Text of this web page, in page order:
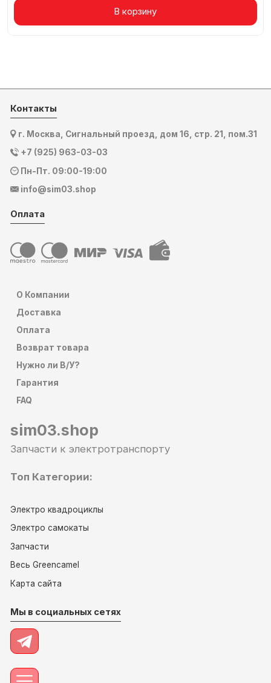
Товар в корзине
В корзину
Контакты
г. Москва, Сигнальный проезд, дом 16, стр. 21, пом.31
+7 (925) 963-03-03
Пн-Пт. 09:00-19:00
info@sim03.shop
Оплата
О Компании
Доставка
Оплата
Возврат товара
Нужно ли В/У?
Гарантия
FAQ
sim03.shop
Запчасти к электротранспорту
Топ Категории:
Электро квадроциклы
Электро самокаты
Запчасти
Весь Greencamel
Карта сайта
Мы в социальных сетях